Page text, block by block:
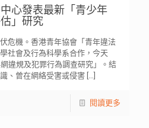
心發表最新「青少年
」研究
危機。香港青年協會「青年違法
社會及行為科學系合作，今天
違規及犯罪行為調查研究」。結
、曾在網絡受害或侵害[…]
閱讀更多